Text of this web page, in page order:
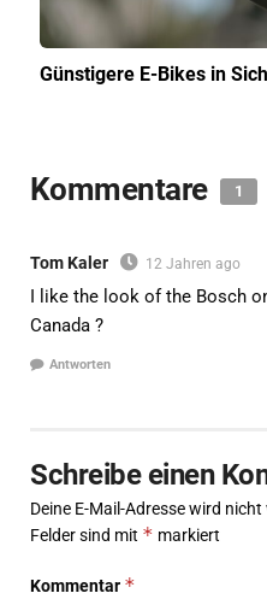
Günstigere E-Bikes in
Kommentare 1
Tom Kaler 12 Jahren ago
I like the look of the Bosch
Canada ?
Antworten
Schreibe einen
Deine E-Mail-Adresse wird
Felder sind mit * markiert
Kommentar *